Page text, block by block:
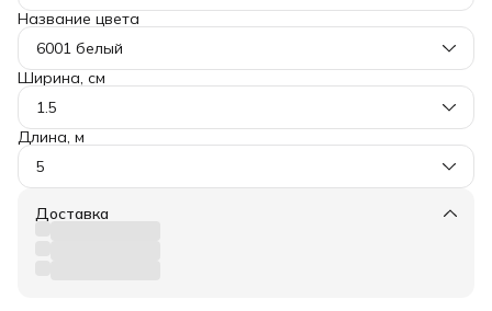
Название цвета
6001 белый
Ширина, см
1.5
Длина, м
5
Доставка